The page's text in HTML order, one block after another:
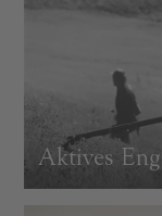
Aktives